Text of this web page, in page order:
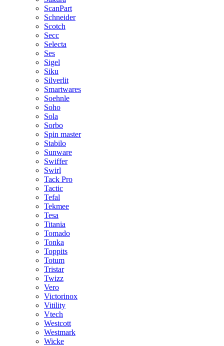
ScanPart
Schneider
Scotch
Secc
Selecta
Ses
Sigel
Siku
Silverlit
Smartwares
Soehnle
Soho
Sola
Sorbo
Spin master
Stabilo
Sunware
Swiffer
Swirl
Tack Pro
Tactic
Tefal
Tekmee
Tesa
Titania
Tomado
Tonka
Toppits
Totum
Tristar
Twizz
Vero
Victorinox
Vitility
Vtech
Westcott
Westmark
Wicke